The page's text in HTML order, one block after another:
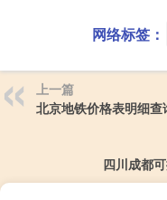
网络标签：
上一篇
北京地铁价格表明细查
四川成都